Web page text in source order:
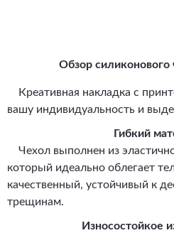
Обзор силиконового
Креативная накладка с
вашу индивидуальность и
Гибкий
Чехол выполнен из
который идеально облегает
качественный, устойчивый к
трещинам.
Износостойкое